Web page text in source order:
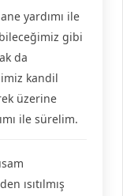
yardımı ile
gibi
da
kandil
üzerine
ile sürelim.
ısıtılmış